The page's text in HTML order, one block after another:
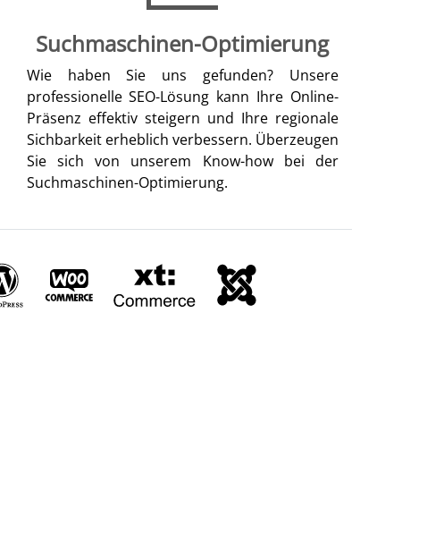
Suchmaschinen-Optimierung
Wie haben Sie uns gefunden? Unsere
professionelle SEO-Lösung kann Ihre Online-
Präsenz effektiv steigern und Ihre regionale
Sichbarkeit erheblich verbessern. Überzeugen
Sie sich von unserem Know-how bei der
Suchmaschinen-Optimierung.